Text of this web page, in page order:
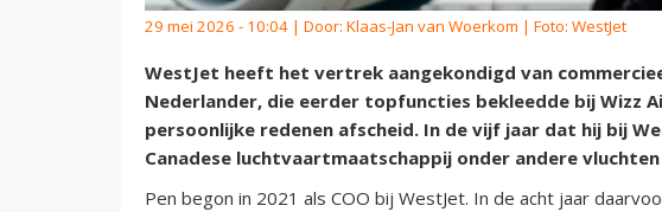
29 mei 2026 - 10:04 | Door: Klaas-Jan van Woerkom | Foto: WestJet
WestJet heeft het vertrek aangekondigd van
Nederlander, die eerder topfuncties bekleedde bij Wizz
persoonlijke redenen afscheid. In de vijf jaar dat hij bij
Canadese luchtvaartmaatschappij onder andere vluchten
Pen begon in 2021 als COO bij WestJet. In de acht jaar